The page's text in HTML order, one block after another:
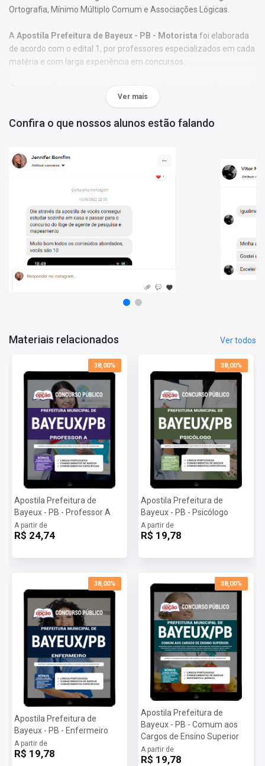
Ortografia, Mínimo Múltiplo Comum e Associações Lógicas.
A Apostila Prefeitura de Bayeux - PB - Motorista foi elaborada
de acordo com o edital 1, por professores especializados em cada
matéria e com larga experiência em concursos.
O conteúdo foi organizado, visando uma fácil assimilação do
conteúdo e, assim, uma melhor otimização no tempo de
- Material;
- Possui exercícios de fixação gabaritados;
- Conteúdo completo, de acordo com o Edital 1;
- Materiais digitais para reforçar a sua preparação;
concursos.
Matérias da Apostila:
Língua Portuguesa
Conhecimentos de Bayeux
Conhecimentos Específicos
Mais informações sobre o concurso Prefeitura de
Inscrições: De 01/06 a 12/07
Taxa de Inscrição:R$ 80,00
Provas:
02/10
Organizadora:IDIB
Ver mais
Confira o que nossos alunos estão falando
Materiais relacionados Ver todos
38,00%
Apostila Prefeitura de
Bayeux - PB - Professor A
A partir de
R$ 24,74
38,00%
Apostila Prefeitura de
Bayeux - PB - Psicólogo
A partir de
R$ 19,78
38,00%
Apostila Prefeitura de
Bayeux - PB - Enfermeiro
A partir de
R$ 19,78
38,00%
Apostila Prefeitura de
Bayeux - PB - Comum aos
Cargos de Ensino Superior
A partir de
R$ 19,78